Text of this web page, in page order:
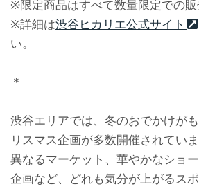
※限定商品はすべて数量限定での販
※詳細は渋谷ヒカリエ公式サイト
い。
＊
渋谷エリアでは、冬のおでかけが
リスマス企画が多数開催されてい
異なるマーケット、華やかなショ
企画など、どれも気分が上がるスポ